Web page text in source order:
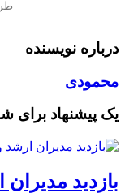
درباره نویسنده
محمودی
یک پیشنهاد برای
بازدید